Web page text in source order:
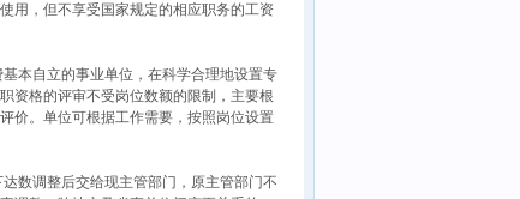
用，但不享受国家规定的相应职务的工资
本自立的事业单位，在科学合理地设置专
资格的评审不受岗位数额的限制，主要根
价。单位可根据工作需要，按照岗位设置
数调整后交给现主管部门，原主管部门不